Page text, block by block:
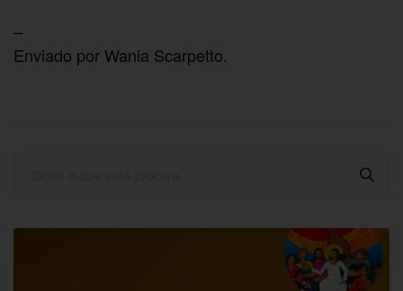
–
Enviado por Wania Scarpetto.